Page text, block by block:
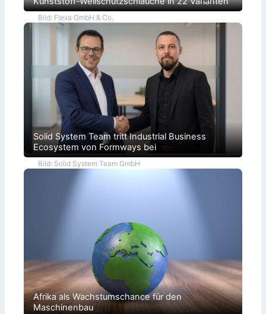
Bild: Flexa GmbH & Co.
Solid System Team tritt Industrial Business
Ecosystem von Formways bei
Bild: Solid System Team GmbH
Afrika als Wachstumschance für den
Maschinenbau